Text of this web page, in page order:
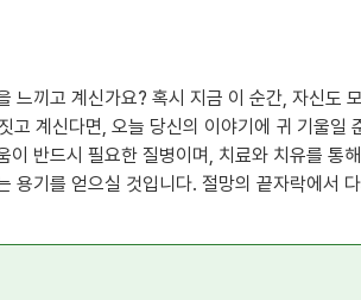
느끼고 계신가요? 혹시 지금 이 순간, 자신도
계신다면, 오늘 당신의 이야기에 귀 기울일
반드시 필요한 질병이며, 치료와 치유를 통
용기를 얻으실 것입니다. 절망의 끝자락에서